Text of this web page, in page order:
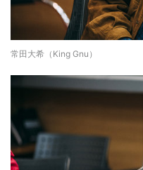
常田大希（King Gnu）